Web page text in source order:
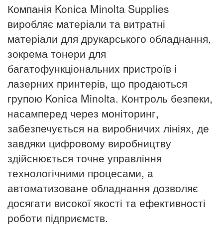
Компанія Konica Minolta Supplies
виробляє матеріали та витратні
матеріали для друкарського обладнання,
зокрема тонери для
багатофункціональних пристроїв і
лазерних принтерів, що продаються
групою Konica Minolta. Контроль безпеки,
насамперед через моніторинг,
забезпечується на виробничих лініях, де
завдяки цифровому виробництву
здійснюється точне управління
технологічними процесами, а
автоматизоване обладнання дозволяє
досягати високої якості та ефективності
роботи підприємств.